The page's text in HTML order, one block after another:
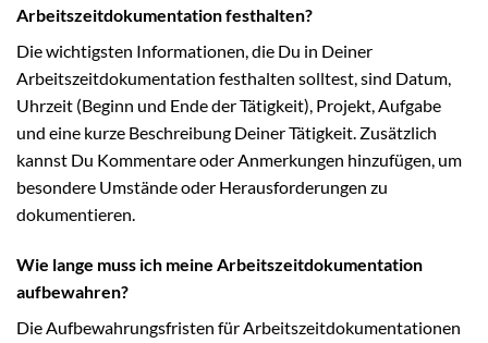
Arbeitszeitdokumentation festhalten?
Die wichtigsten Informationen, die Du in Deiner
Arbeitszeitdokumentation festhalten solltest, sind Datum,
Uhrzeit (Beginn und Ende der Tätigkeit), Projekt, Aufgabe
und eine kurze Beschreibung Deiner Tätigkeit. Zusätzlich
kannst Du Kommentare oder Anmerkungen hinzufügen, um
besondere Umstände oder Herausforderungen zu
dokumentieren.
Wie lange muss ich meine Arbeitszeitdokumentation
aufbewahren?
Die Aufbewahrungsfristen für Arbeitszeitdokumentationen